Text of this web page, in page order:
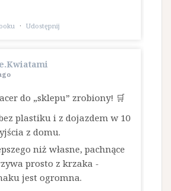
· Udostępnij
do „sklepu” zrobiony! 🛒
plastiku i z dojazdem w 10
z domu.
niż własne, pachnące
prosto z krzaka -
jest ogromna.